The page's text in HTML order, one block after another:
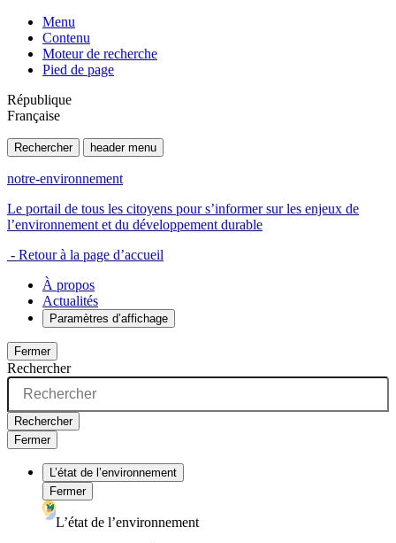
Menu
Contenu
Moteur de recherche
Pied de page
République
Française
Rechercher header menu
notre-environnement
Le portail de tous les citoyens pour s’informer sur les enjeux de
l’environnement et du développement durable
- Retour à la page d’accueil
À propos
Actualités
Paramètres d’affichage
Fermer
Rechercher
Rechercher
Fermer
L’état de l’environnement
Fermer
L’état de l’environnement